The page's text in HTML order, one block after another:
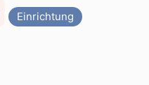
Einrichtung